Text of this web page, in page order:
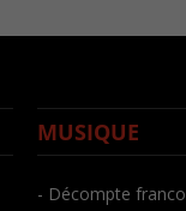
MUSIQUE
- Décompte franco